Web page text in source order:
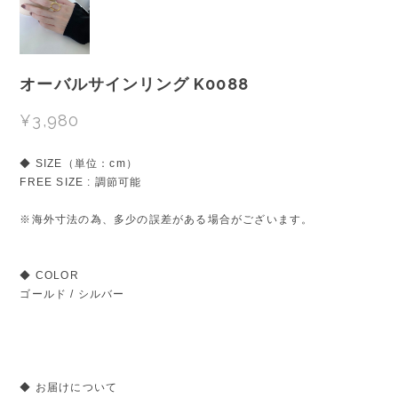
オーバルサインリング K0088
¥3,980
◆ SIZE（単位：cm）
FREE SIZE : 調節可能
※海外寸法の為、多少の誤差がある場合がございます。
◆ COLOR
ゴールド / シルバー
◆ お届けについて